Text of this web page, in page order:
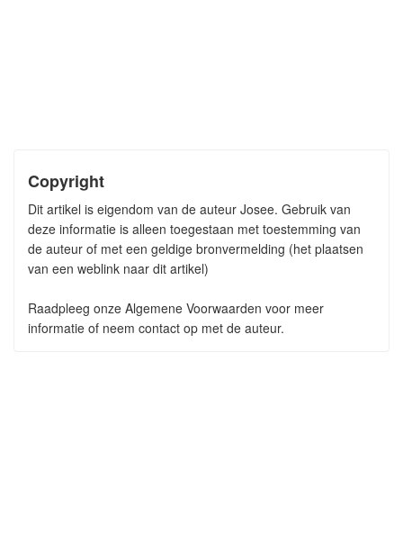
Copyright
Dit artikel is eigendom van de auteur Josee. Gebruik van
deze informatie is alleen toegestaan met toestemming van
de auteur of met een geldige bronvermelding (het plaatsen
van een weblink naar dit artikel)
Raadpleeg onze Algemene Voorwaarden voor meer
informatie of neem contact op met de auteur.